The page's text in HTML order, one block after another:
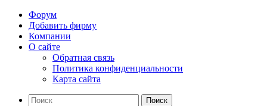
Форум
Добавить фирму
Компании
О сайте
Обратная связь
Политика конфиденциальности
Карта сайта
Поиск